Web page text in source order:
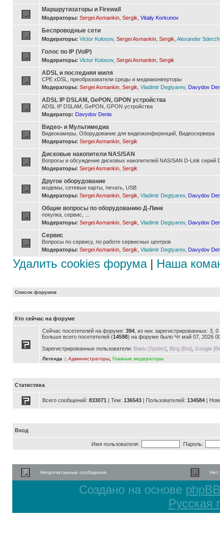
Маршрутизаторы и Firewall
Модераторы: Sergei Asmankin Sergik Vitaliy Korkunov
Беспроводные сети
Модераторы: Victor Kolosov, Sergei Asmankin Sergik Alexander
Голос по IP (VoIP)
Модераторы: Victor Kolosov, Sergei Asmankin Sergik
ADSL и последняя миля
CPE xDSL, преобразователи среды и медиаконверторы
Модераторы: Sergei Asmankin Sergik Vladimir Degtyarev, Davydov
ADSL IP DSLAM, GePON, GPON устройства
ADSL IP DSLAM, GePON, GPON устройства
Модератор: Davydov Denis
Видео- и Мультимедиа
Видеокамеры, Оборудование для видеоконференций, Видеосервера
Модераторы: Sergei Asmankin Sergik
Дисковые накопители NAS/SAN
Вопросы и обсуждение дисковых накопителей NAS/SAN D-Link серий
Модераторы: Sergei Asmankin Sergik
Другое оборудование
модемы, сетевые карты, печать, USB
Модераторы: Sergei Asmankin Sergik Vladimir Degtyarev, Davydov
Общие вопросы по оборудованию Д-Линк
покупка, сервис, ...
Модераторы: Sergei Asmankin Sergik Vladimir Degtyarev, Davydov
Сервис
Вопросы по сервису, по работе сервисных центров
Модераторы: Sergei Asmankin Sergik Vladimir Degtyarev, Davydov
Удалить cookies форума| Наша
Список форумов
Кто сейчас на форуме
Сейчас посетителей на форуме: 394 , из них зарегистрированных: 3,
Больше всего посетителей (14598) на форуме было Чт май 07, 2026
Зарегистрированные пользователи: Baidu [Spider] Bing [Bot] Google
Легенда :: Администраторы Главные модераторы
Статистика
Всего сообщений: 833071 | Тем: 136543 | Пользователей: 134584 |
Вход
Имя пользователя: Пароль:
Непрочитанные сообщения Нет
Создано на основе phpBB
Русская